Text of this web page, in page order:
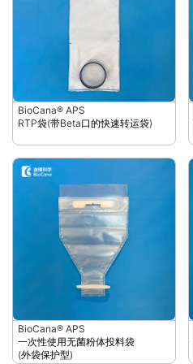
BioCana® APS
RTP袋(带Beta口的快速转运袋)
BioCana® APS
一次性使用无菌粉体投料袋
(外袋保护型)